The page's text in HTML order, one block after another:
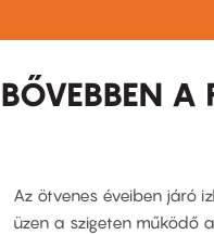
BŐVEBBEN A
Az ötvenes éveiben járó
üzen a szigeten működő